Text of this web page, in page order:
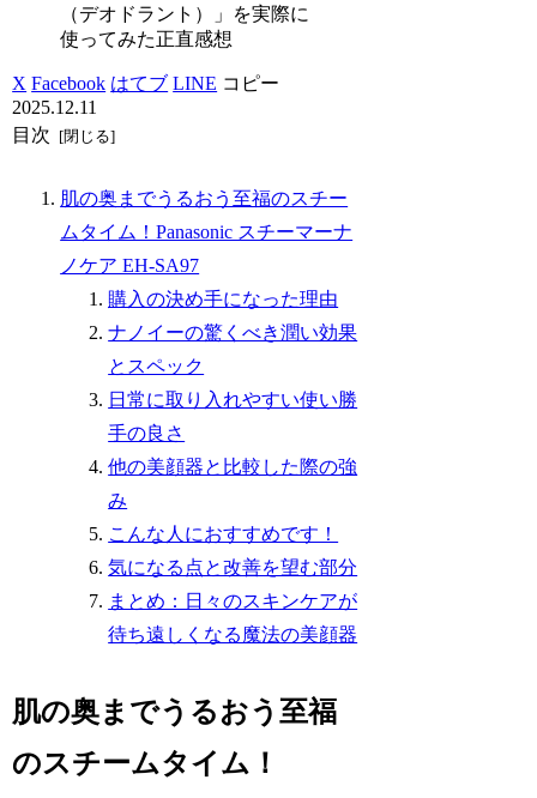
（デオドラント）」を実際に
使ってみた正直感想
X Facebook はてブ LINE コピー
2025.12.11
目次
肌の奥までうるおう至福のスチー
ムタイム！Panasonic スチーマーナ
ノケア EH-SA97
購入の決め手になった理由
ナノイーの驚くべき潤い効果
とスペック
日常に取り入れやすい使い勝
手の良さ
他の美顔器と比較した際の強
み
こんな人におすすめです！
気になる点と改善を望む部分
まとめ：日々のスキンケアが
待ち遠しくなる魔法の美顔器
肌の奥までうるおう至福
のスチームタイム！